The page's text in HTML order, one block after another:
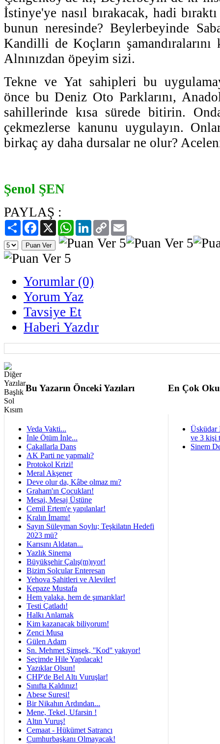
İstinye'ye nasıl bırakacak, hadi
bunun neresinde? Beylerbeyinde
Kandilli de Koçların şamandıralarını
Alnınızdan öpeyim sizi.
Tekne ve Yat sahipleri bu
önce bu Deniz Oto Parklarını,
sahillerinde kısa sürede bitirin.
çekmezlerse kanunu uygulayın.
birkaç ay daha dursalar ne olur?
Şenol ŞEN
PAYLAŞ :
PaylaşFacebook
X WhatsAppLinkedIn
Copy
Link
Yorumlar (0)
Yorum Yaz
Tavsiye Et
Haberi Yazdır
Bu Yazarın Önceki Yazıları En Çok
Veda Vakti...
İnle Ötüm İnle...
Çakallarla Dans
AK Parti ne yapmalı?
Protokol Krizi!
Meral Akşener
Deve olur da, Kâbe olmaz mı?
Graham'ın Çocukları!
Mesaj, Mesaj Üstüne
Cemil Ertem'e yapılanlar!
Kralın İmamı!
Sayın Süleyman Soylu; Teşkilatın Hedefi
2023 mü?
Karısını Aldatan...
Yazlık Sinema
Büyükşehir Çalış(m)ıyor!
Bizim Solcular Enteresan
Yehova Şahitleri ve Aleviler!
Kepaze Mustafa
Hem yalaka, hem de şımarıklar!
Testi Çatladı!
Halkı Anlamak
Kim kazanacak biliyorum!
Zenci Musa
Gülen Adam
Sn. Mehmet Şimşek, ''Kod'' yakıyor!
Seçimde Hile Yapılacak!
Yazıklar Olsun!
CHP'de Bel Altı Vuruşlar!
Sınıfta Kaldınız!
Abese Suresi!
Bir Nikahın Ardından...
Mene, Tekel, Ufarsin !
Altın Vuruş!
Cemaat - Hükümet Satrancı
Cumhurbaşkanı Olmayacak!
Üsküdar
ve 3 kişi
Sinem